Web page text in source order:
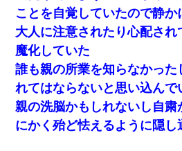
ことを自覚していたので静か
大人に注意されたり心配さ
魔化していた
誰も親の所業を知らなかった
れてはならないと思い込んで
親の洗脳かもしれないし自粛
にかく殆ど怯えるように隠し